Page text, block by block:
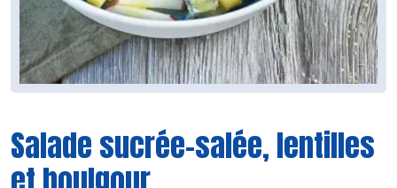
Salade sucrée-salée, lentilles